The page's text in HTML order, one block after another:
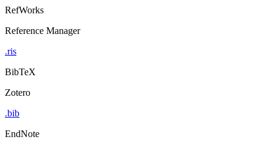
RefWorks
Reference Manager
.ris
BibTeX
Zotero
.bib
EndNote